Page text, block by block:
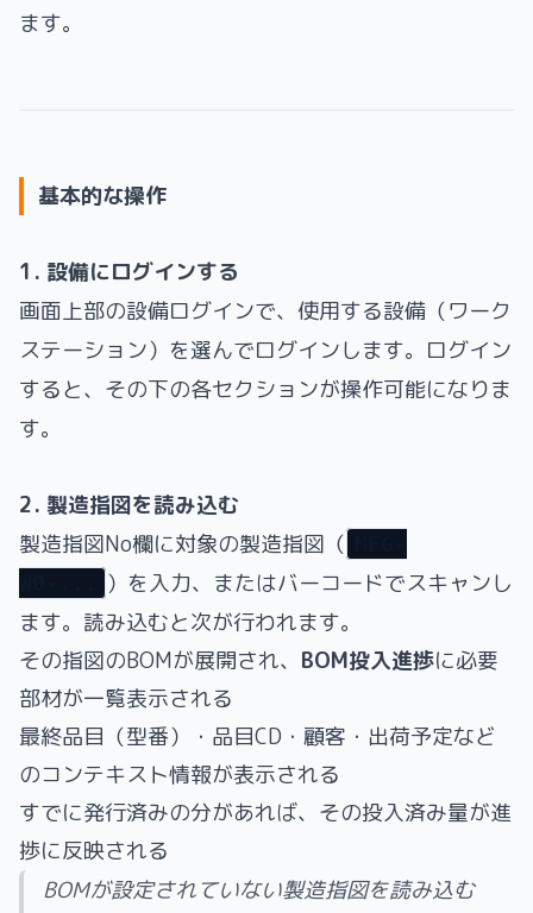
ます。
基本的な操作
1. 設備にログインする
画面上部の設備ログインで、使用する設備（ワーク
ステーション）を選んでログインします。ログイン
すると、その下の各セクションが操作可能になりま
す。
2. 製造指図を読み込む
製造指図No欄に対象の製造指図（
）を入力、またはバーコードでスキャンし
ます。読み込むと次が行われます。
その指図のBOMが展開され、 BOM投入進捗に必要
部材が一覧表示される
最終品目（型番）・品目CD・顧客・出荷予定など
のコンテキスト情報が表示される
すでに発行済みの分があれば、その投入済み量が進
捗に反映される
BOMが設定されていない製造指図を読み込む